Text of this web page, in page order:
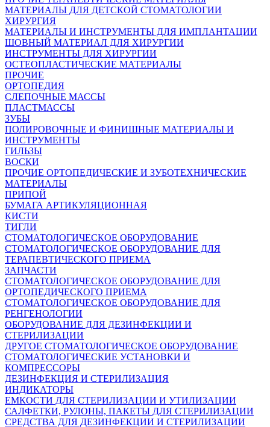
МАТЕРИАЛЫ ДЛЯ ДЕТСКОЙ СТОМАТОЛОГИИ
ХИРУРГИЯ
МАТЕРИАЛЫ И ИНСТРУМЕНТЫ ДЛЯ ИМПЛАНТАЦИИ
ШОВНЫЙ МАТЕРИАЛ ДЛЯ ХИРУРГИИ
ИНСТРУМЕНТЫ ДЛЯ ХИРУРГИИ
ОСТЕОПЛАСТИЧЕСКИЕ МАТЕРИАЛЫ
ПРОЧИЕ
ОРТОПЕДИЯ
СЛЕПОЧНЫЕ МАССЫ
ПЛАСТМАССЫ
ЗУБЫ
ПОЛИРОВОЧНЫЕ И ФИНИШНЫЕ МАТЕРИАЛЫ И
ИНСТРУМЕНТЫ
ГИЛЬЗЫ
ВОСКИ
ПРОЧИЕ ОРТОПЕДИЧЕСКИЕ И ЗУБОТЕХНИЧЕСКИЕ
МАТЕРИАЛЫ
ПРИПОЙ
БУМАГА АРТИКУЛЯЦИОННАЯ
КИСТИ
ТИГЛИ
СТОМАТОЛОГИЧЕСКОЕ ОБОРУДОВАНИЕ
СТОМАТОЛОГИЧЕСКОЕ ОБОРУДОВАНИЕ ДЛЯ
ТЕРАПЕВТИЧЕСКОГО ПРИЕМА
ЗАПЧАСТИ
СТОМАТОЛОГИЧЕСКОЕ ОБОРУДОВАНИЕ ДЛЯ
ОРТОПЕДИЧЕСКОГО ПРИЕМА
СТОМАТОЛОГИЧЕСКОЕ ОБОРУДОВАНИЕ ДЛЯ
РЕНГЕНОЛОГИИ
ОБОРУДОВАНИЕ ДЛЯ ДЕЗИНФЕКЦИИ И
СТЕРИЛИЗАЦИИ
ДРУГОЕ СТОМАТОЛОГИЧЕСКОЕ ОБОРУДОВАНИЕ
СТОМАТОЛОГИЧЕСКИЕ УСТАНОВКИ И
КОМПРЕССОРЫ
ДЕЗИНФЕКЦИЯ И СТЕРИЛИЗАЦИЯ
ИНДИКАТОРЫ
ЕМКОСТИ ДЛЯ СТЕРИЛИЗАЦИИ И УТИЛИЗАЦИИ
САЛФЕТКИ, РУЛОНЫ, ПАКЕТЫ ДЛЯ СТЕРИЛИЗАЦИИ
СРЕДСТВА ДЛЯ ДЕЗИНФЕКЦИИ И СТЕРИЛИЗАЦИИ